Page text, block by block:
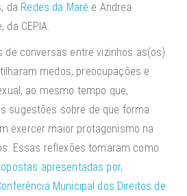
da Redes da Maré e Andrea
da CEPIA.
de conversas entre vizinhos as(os)
medos, preocupações e
ao mesmo tempo que,
sugestões sobre de que forma
exercer maior protagonismo na
Essas reflexões tomaram como
apresentadas por,
Municipal dos Direitos de